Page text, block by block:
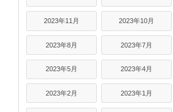
2023年11月 2023年10月
2023年8月 2023年7月
2023年5月 2023年4月
2023年2月 2023年1月